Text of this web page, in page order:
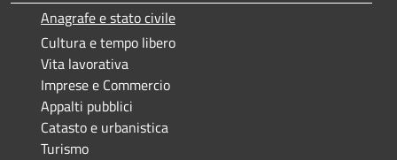
Anagrafe e stato civile
Cultura e tempo libero
Vita lavorativa
Imprese e Commercio
Appalti pubblici
Catasto e urbanistica
Turismo